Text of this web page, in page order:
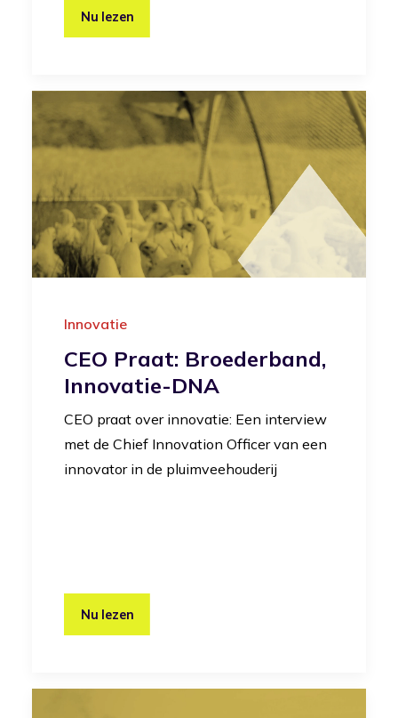
Nu lezen
Innovatie
CEO Praat: Broederband,
Innovatie-DNA
CEO praat over innovatie: Een interview
met de Chief Innovation Officer van een
innovator in de pluimveehouderij
Nu lezen